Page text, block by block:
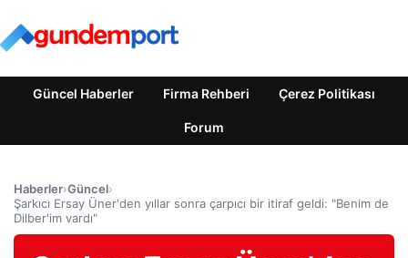
Güncel Haberler Firma Rehberi Çerez Politikası
Forum
Haberler›Güncel›
Şarkıcı Ersay Üner'den yıllar sonra çarpıcı bir itiraf geldi: "Benim de
Dilber'im vardı"